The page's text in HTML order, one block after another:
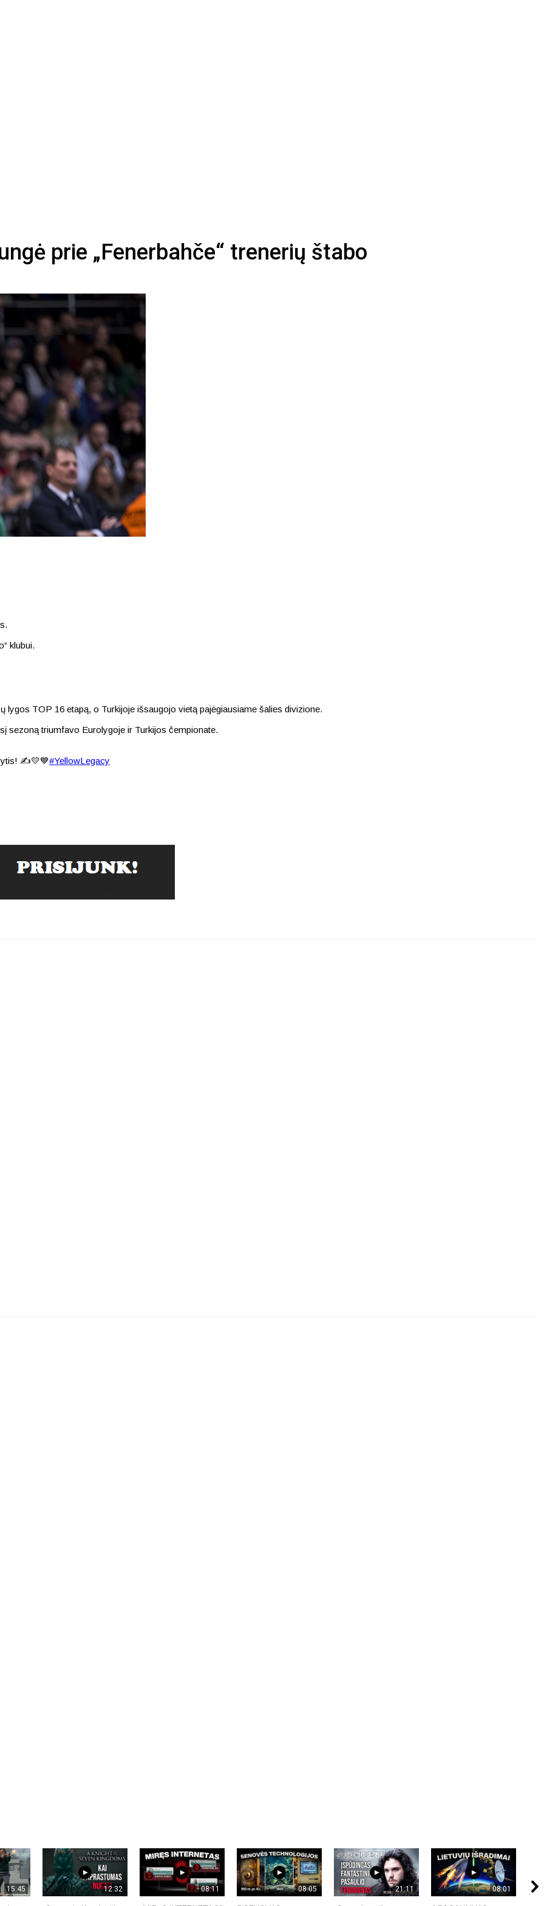
prie „Fenerbahče“ trenerių štabo
klubui.
TOP 16 etapą, o Turkijoje išsaugojo vietą pajėgiausiame šalies divizione.
sezoną triumfavo Eurolygoje ir Turkijos čempionate.
✍️💛💙#YellowLegacy
15:45 12:32 08:11 08:05 21:11 08:01